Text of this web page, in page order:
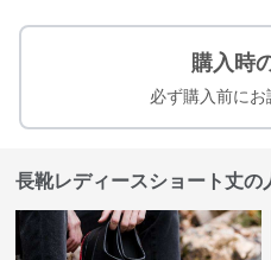
購入時
必ず購入前にお
長靴レディースショート丈の